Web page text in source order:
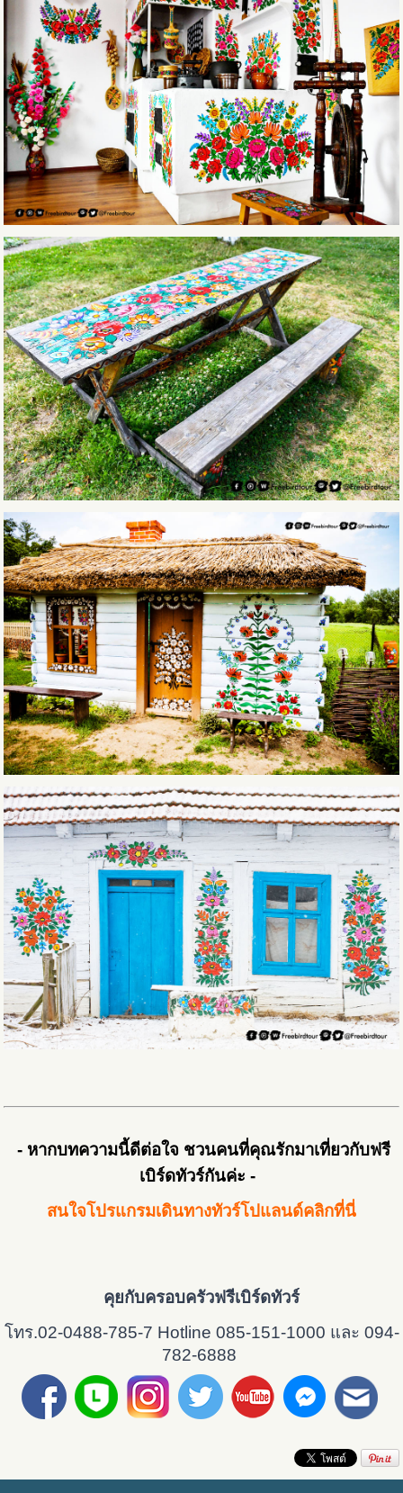
- หากบทความนี้ดีต่อใจ ชวนคนที่คุณรักมาเที่ยวกับฟรี
เบิร์ดทัวร์กันค่ะ -
สนใจโปรแกรมเดินทางทัวร์โปแลนด์คลิกที่นี่
คุยกับครอบครัวฟรีเบิร์ดทัวร์
โทร.02-0488-785-7 Hotline 085-151-1000 และ 094-
782-6888